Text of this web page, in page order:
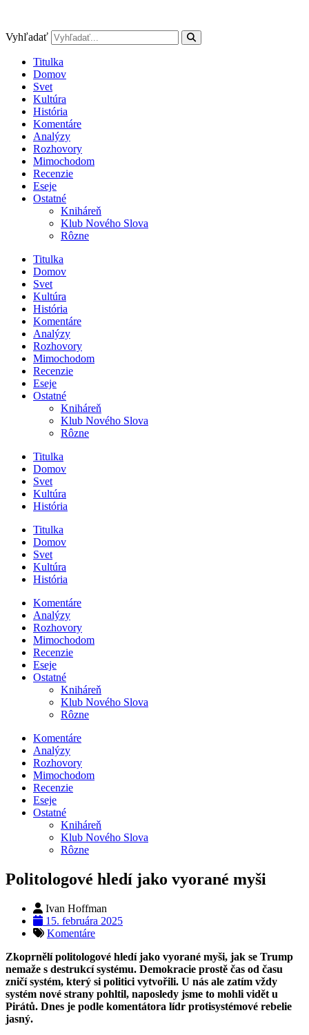
obsah
Vyhľadať
Titulka
Domov
Svet
Kultúra
História
Komentáre
Analýzy
Rozhovory
Mimochodom
Recenzie
Eseje
Ostatné
Kniháreň
Klub Nového Slova
Rôzne
Titulka
Domov
Svet
Kultúra
História
Komentáre
Analýzy
Rozhovory
Mimochodom
Recenzie
Eseje
Ostatné
Kniháreň
Klub Nového Slova
Rôzne
Titulka
Domov
Svet
Kultúra
História
Titulka
Domov
Svet
Kultúra
História
Komentáre
Analýzy
Rozhovory
Mimochodom
Recenzie
Eseje
Ostatné
Kniháreň
Klub Nového Slova
Rôzne
Komentáre
Analýzy
Rozhovory
Mimochodom
Recenzie
Eseje
Ostatné
Kniháreň
Klub Nového Slova
Rôzne
Politologové hledí jako vyorané myši
Ivan Hoffman
15. februára 2025
Komentáre
Zkoprnělí politologové hledí jako vyorané myši, jak se Trump
nemaže s destrukcí systému. Demokracie prostě čas od času
zničí systém, který si politici vytvořili. U nás ale zatím vždy
systém nové strany pohltil, naposledy jsme to mohli vidět u
Pirátů. Dnes je podle komentátora lídr protisystémové rebelie
jasný.